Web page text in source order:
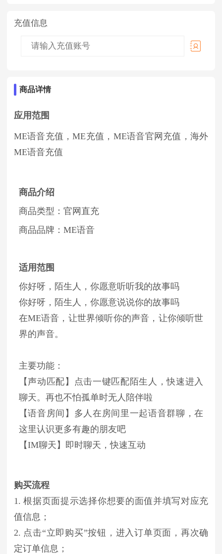
充值信息
商品详情
应用范围
ME语音充值，ME充值，ME语音官网充值，海外
ME语音充值
商品介绍
商品类型：官网直充
商品品牌：ME语音
适用范围
你好呀，陌生人，你愿意听听我的故事吗
你好呀，陌生人，你愿意说说你的故事吗
在ME语音，让世界倾听你的声音，让你倾听世
界的声音。
主要功能：
【声动匹配】点击一键匹配陌生人，快速进入
聊天。再也不怕孤单时无人陪伴啦
【语音房间】多人在房间里一起语音群聊，在
这里认识更多有趣的朋友吧
【IM聊天】即时聊天，快速互动
购买流程
1. 根据页面提示选择你想要的面值并填写对应充
值信息；
2. 点击“立即购买”按钮，进入订单页面，再次确
定订单信息；